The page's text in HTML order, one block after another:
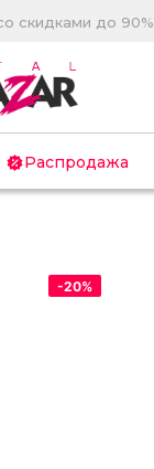
скидками до 90%
Распродажа
-20%